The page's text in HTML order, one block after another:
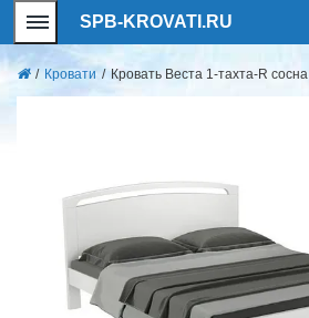
SPB-KROVATI.RU
/ Кровати / Кровать Веста 1-тахта-R сосна